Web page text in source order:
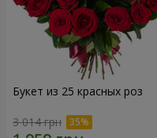
Букет из 25 красных роз
3 014 грн